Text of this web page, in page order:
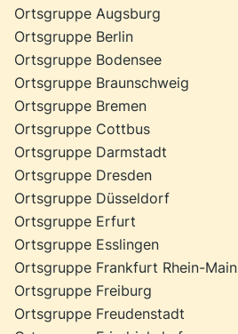
Ortsgruppe Augsburg
Ortsgruppe Berlin
Ortsgruppe Bodensee
Ortsgruppe Braunschweig
Ortsgruppe Bremen
Ortsgruppe Cottbus
Ortsgruppe Darmstadt
Ortsgruppe Dresden
Ortsgruppe Düsseldorf
Ortsgruppe Erfurt
Ortsgruppe Esslingen
Ortsgruppe Frankfurt Rhein-Main
Ortsgruppe Freiburg
Ortsgruppe Freudenstadt